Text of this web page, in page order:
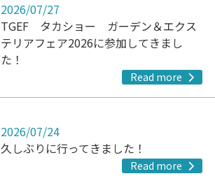
2026/07/27
TGEF タカショー ガーデン＆エクス
テリアフェア2026に参加してきまし
た！
Read more
2026/07/24
久しぶりに行ってきました！
Read more